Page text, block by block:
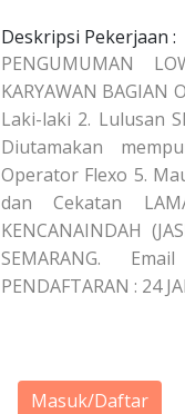
Deskripsi Pekerjaan :
PENGUMUMAN
KARYAWAN BAGIAN
Laki-laki 2. Lulusan
Diutamakan
Operator Flexo 5.
dan Cekatan
KENCANAINDAH
SEMARANG.
PENDAFTARAN : 24
Masuk/Daftar